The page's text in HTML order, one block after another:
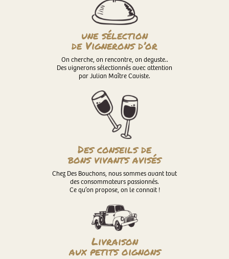
une sélection
de Vignerons d’or
On cherche, on rencontre, on deguste..
Des vignerons sélectionnés avec attention
par Julian Maître Caviste.
Des conseils de
bons vivants avisés
Chez Des Bouchons, nous sommes avant tout
des consommateurs passionnés.
Ce qu’on propose, on le connait !
Livraison
aux petits oignons